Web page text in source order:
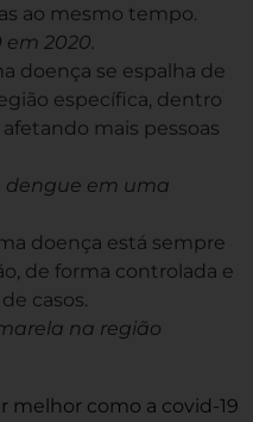
ao mesmo tempo.
em 2020.
doença se espalha de
específica, dentro
mais pessoas
dengue em uma
doença está sempre
de forma controlada e
casos.
na região
melhor como a covid-19